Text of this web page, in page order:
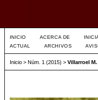
INICIO ACERCA DE
ACTUAL
ARCHIVOS
Inicio> Núm. 1 (2015) > Villarroel M.